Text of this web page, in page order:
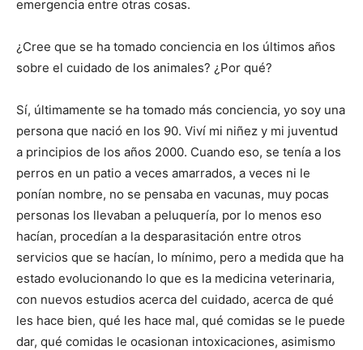
emergencia entre otras cosas.
¿Cree que se ha tomado conciencia en los últimos años
sobre el cuidado de los animales? ¿Por qué?
Sí, últimamente se ha tomado más conciencia, yo soy una
persona que nació en los 90. Viví mi niñez y mi juventud
a principios de los años 2000. Cuando eso, se tenía a los
perros en un patio a veces amarrados, a veces ni le
ponían nombre, no se pensaba en vacunas, muy pocas
personas los llevaban a peluquería, por lo menos eso
hacían, procedían a la desparasitación entre otros
servicios que se hacían, lo mínimo, pero a medida que ha
estado evolucionando lo que es la medicina veterinaria,
con nuevos estudios acerca del cuidado, acerca de qué
les hace bien, qué les hace mal, qué comidas se le puede
dar, qué comidas le ocasionan intoxicaciones, asimismo